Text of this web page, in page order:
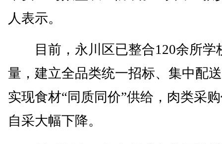
人表示。
目前，永川区已整合120余所学
量，建立全品类统一招标、集中配
实现食材“同质同价”供给，肉类采
自采大幅下降。